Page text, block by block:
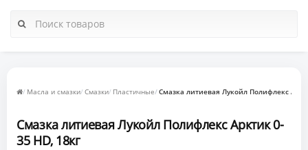
Масла и смазки Смазки Пластичные Смазка литиевая Лукойл Полифлекс
Смазка литиевая Лукойл Полифлекс Арктик 0-
35 HD, 18кг